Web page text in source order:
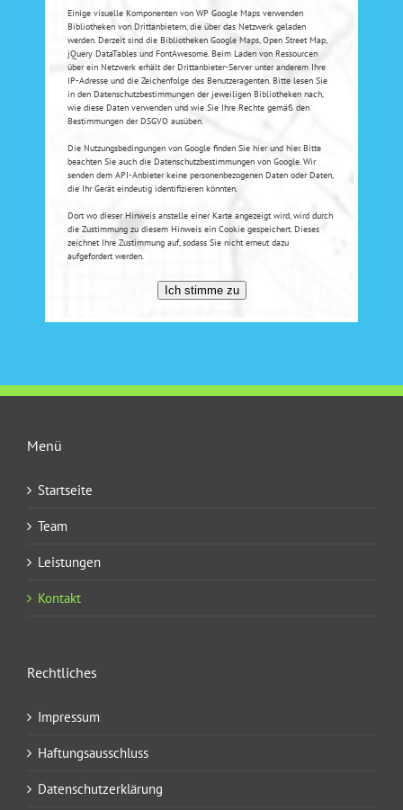
Einige visuelle Komponenten von WP Google Maps verwenden
Bibliotheken von Drittanbietern, die über das Netzwerk geladen
werden. Derzeit sind die Bibliotheken Google Maps, Open Street Map,
jQuery DataTables und FontAwesome. Beim Laden von Ressourcen
über ein Netzwerk erhält der Drittanbieter-Server unter anderem Ihre
IP-Adresse und die Zeichenfolge des Benutzeragenten. Bitte lesen Sie
in den Datenschutzbestimmungen der jeweiligen Bibliotheken nach,
wie diese Daten verwenden und wie Sie Ihre Rechte gemäß den
Bestimmungen der DSGVO ausüben.
Die Nutzungsbedingungen von Google finden Sie hierund hier. Bitte
beachten Sie auch die Datenschutzbestimmungen von Google. Wir
senden dem API-Anbieter keine personenbezogenen Daten oder Daten,
die Ihr Gerät eindeutig identifizieren könnten.
Dort wo dieser Hinweis anstelle einer Karte angezeigt wird, wird durch
die Zustimmung zu diesem Hinweis ein Cookie gespeichert. Dieses
zeichnet Ihre Zustimmung auf, sodass Sie nicht erneut dazu
aufgefordert werden.
Ich stimme zu
Menü
Startseite
Team
Leistungen
Kontakt
Rechtliches
Impressum
Haftungsausschluss
Datenschutzerklärung